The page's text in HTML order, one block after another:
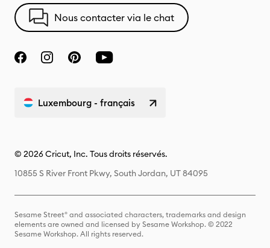
Nous contacter via le chat
Luxembourg - français
© 2026 Cricut, Inc. Tous droits réservés.
10855 S River Front Pkwy, South Jordan, UT 84095
Sesame Street® and associated characters, trademarks and design
elements are owned and licensed by Sesame Workshop. © 2022
Sesame Workshop. All rights reserved.